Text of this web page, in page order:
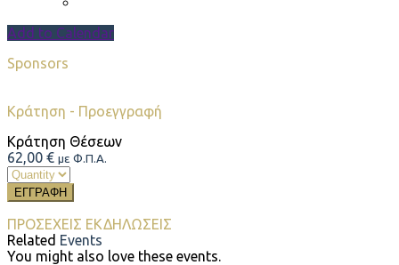
Add to Calendar
Sponsors
Κράτηση - Προεγγραφή
Κράτηση Θέσεων
62,00 € με Φ.Π.Α.
ΕΓΓΡΑΦΗ
ΠΡΟΣΕΧΕΙΣ ΕΚΔΗΛΩΣΕΙΣ
Related Events
You might also love these events.